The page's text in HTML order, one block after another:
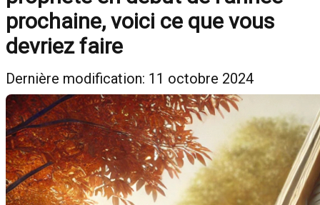
prochaine, voici ce que vous
devriez faire
Dernière modification: 11 octobre 2024